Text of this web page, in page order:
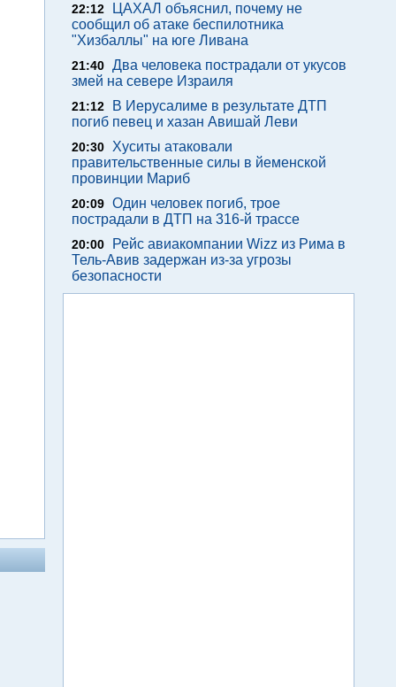
22:12
ЦАХАЛ объяснил, почему не
сообщил об атаке беспилотника
"Хизбаллы" на юге Ливана
21:40 Два человека пострадали от укусов
змей на севере Израиля
21:12
В Иерусалиме в результате ДТП
погиб певец и хазан Авишай Леви
20:30
Хуситы атаковали
правительственные силы в йеменской
провинции Мариб
20:09 Один человек погиб, трое
пострадали в ДТП на 316-й трассе
20:00
Рейс авиакомпании Wizz из Рима в
Тель-Авив задержан из-за угрозы
безопасности